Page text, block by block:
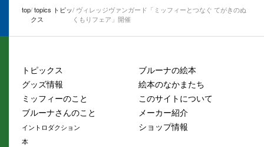
top topics トピッ
クス
ヴィレッジヴァンガード「ミッフィーとつなぐ てがきのぬ
くもりフェア」開催
トピックス
グッズ情報
ミッフィーのこと
ブルーナさんのこと
イントロダクション
本
ブルーナの絵本
絵本のなかまたち
このサイトについて
メーカー紹介
ショップ情報